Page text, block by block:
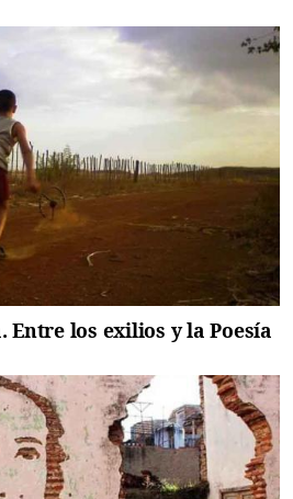
Entre los exilios y la Poesía